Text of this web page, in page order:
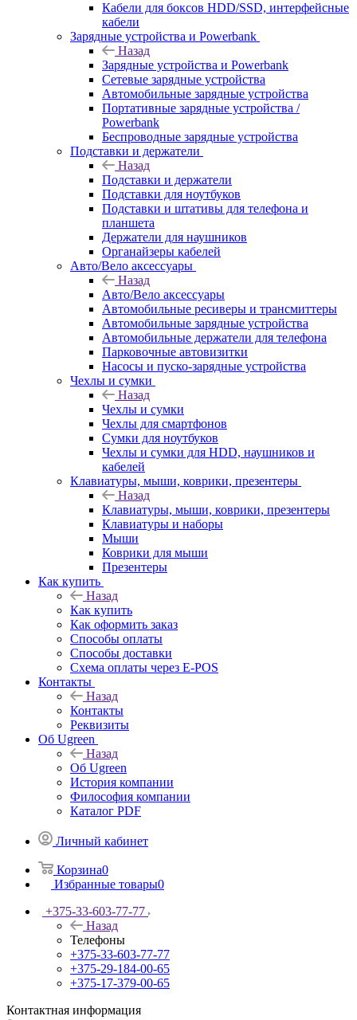
Кабели для боксов HDD/SSD, интерфейсные
кабели
Зарядные устройства и Powerbank
Назад
Зарядные устройства и Powerbank
Сетевые зарядные устройства
Автомобильные зарядные устройства
Портативные зарядные устройства /
Powerbank
Беспроводные зарядные устройства
Подставки и держатели
Назад
Подставки и держатели
Подставки для ноутбуков
Подставки и штативы для телефона и
планшета
Держатели для наушников
Органайзеры кабелей
Авто/Вело аксессуары
Назад
Авто/Вело аксессуары
Автомобильные ресиверы и трансмиттеры
Автомобильные зарядные устройства
Автомобильные держатели для телефона
Парковочные автовизитки
Насосы и пуско-зарядные устройства
Чехлы и сумки
Назад
Чехлы и сумки
Чехлы для смартфонов
Сумки для ноутбуков
Чехлы и сумки для HDD, наушников и
кабелей
Клавиатуры, мыши, коврики, презентеры
Назад
Клавиатуры, мыши, коврики, презентеры
Клавиатуры и наборы
Мыши
Коврики для мыши
Презентеры
Как купить
Назад
Как купить
Как оформить заказ
Способы оплаты
Способы доставки
Схема оплаты через E-POS
Контакты
Назад
Контакты
Реквизиты
Об Ugreen
Назад
Об Ugreen
История компании
Философия компании
Каталог PDF
Личный кабинет
Корзина0
Избранные товары0
+375-33-603-77-77
Назад
Телефоны
+375-33-603-77-77
+375-29-184-00-65
+375-17-379-00-65
Контактная информация